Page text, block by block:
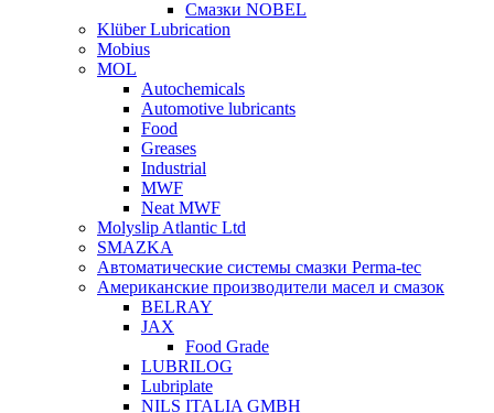
Смазки NOBEL
Klüber Lubrication
Mobius
MOL
Autochemicals
Automotive lubricants
Food
Greases
Industrial
MWF
Neat MWF
Molyslip Atlantic Ltd
SMAZKA
Автоматические системы смазки Perma-tec
Американские производители масел и смазок
BELRAY
JAX
Food Grade
LUBRILOG
Lubriplate
NILS ITALIA GMBH